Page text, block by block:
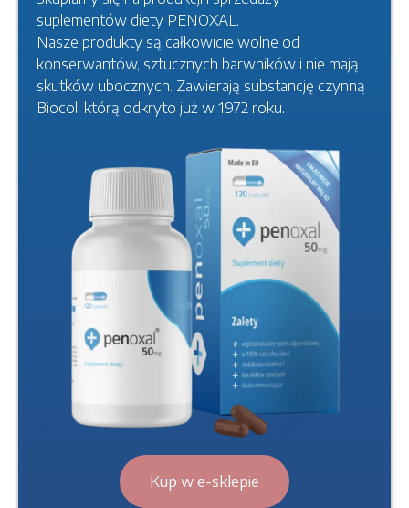
suplementów diety PENOXAL.
Nasze produkty są całkowicie wolne od
konserwantów, sztucznych barwników i nie mają
skutków ubocznych. Zawierają substancję czynną
Biocol, którą odkryto już w 1972 roku.
Kup w e-sklepie